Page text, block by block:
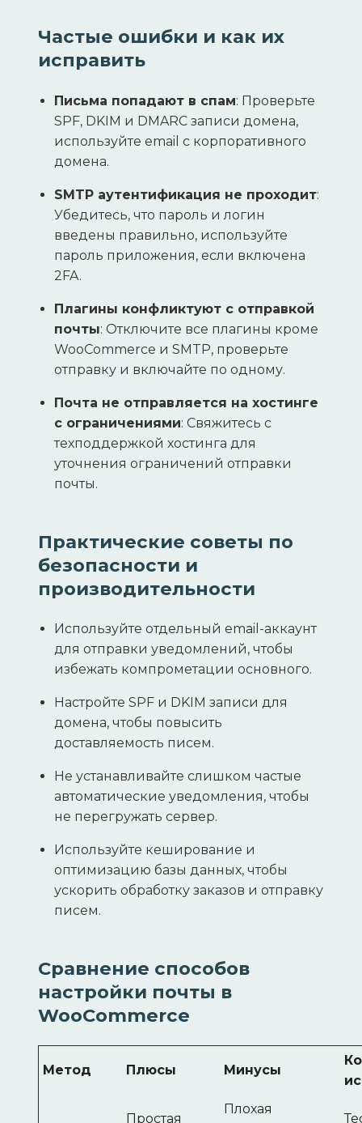
Частые ошибки и как их
исправить
Письма попадают в спам: Проверьте
SPF, DKIM и DMARC записи домена,
используйте email с корпоративного
домена.
SMTP аутентификация не проходит:
Убедитесь, что пароль и логин
введены правильно, используйте
пароль приложения, если включена
2FA.
Плагины конфликтуют с отправкой
почты: Отключите все плагины кроме
WooCommerce и SMTP, проверьте
отправку и включайте по одному.
Почта не отправляется на хостинге
с ограничениями: Свяжитесь с
техподдержкой хостинга для
уточнения ограничений отправки
почты.
Практические советы по
безопасности и
производительности
Используйте отдельный email-аккаунт
для отправки уведомлений, чтобы
избежать компрометации основного.
Настройте SPF и DKIM записи для
домена, чтобы повысить
доставляемость писем.
Не устанавливайте слишком частые
автоматические уведомления, чтобы
не перегружать сервер.
Используйте кеширование и
оптимизацию базы данных, чтобы
ускорить обработку заказов и отправку
писем.
Сравнение способов
настройки почты в
WooCommerce
Метод Плюсы Минусы
Простая
Плохая